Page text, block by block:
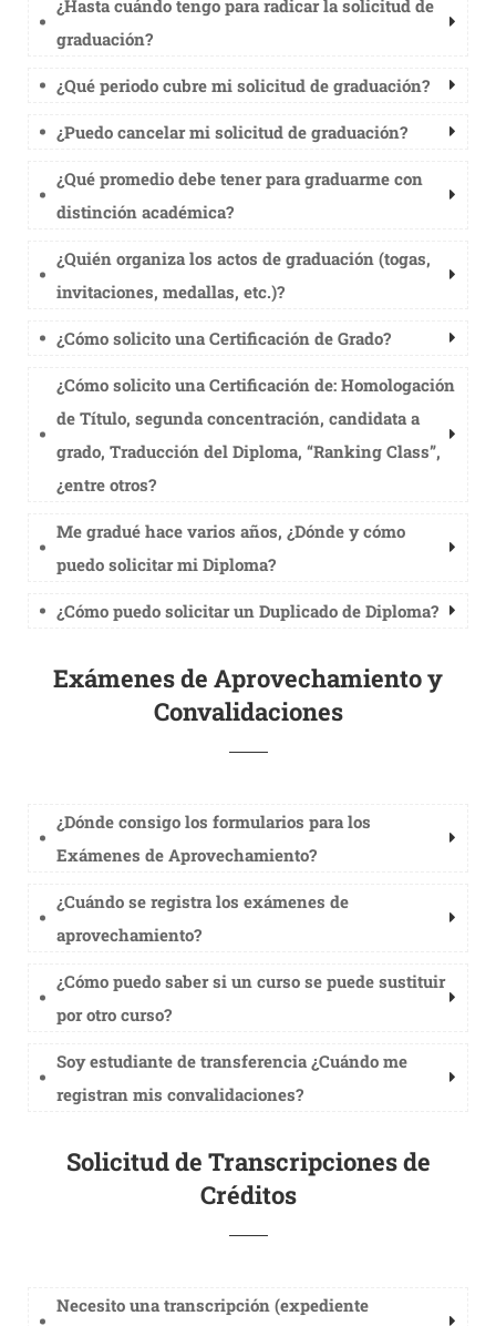
¿Hasta cuándo tengo para radicar la solicitud de
graduación?
¿Qué periodo cubre mi solicitud de graduación?
¿Puedo cancelar mi solicitud de graduación?
¿Qué promedio debe tener para graduarme con
distinción académica?
¿Quién organiza los actos de graduación (togas,
invitaciones, medallas, etc.)?
¿Cómo solicito una Certificación de Grado?
¿Cómo solicito una Certificación de: Homologación
de Título, segunda concentración, candidata a
grado, Traducción del Diploma, “Ranking Class”,
¿entre otros?
Me gradué hace varios años, ¿Dónde y cómo
puedo solicitar mi Diploma?
¿Cómo puedo solicitar un Duplicado de Diploma?
Exámenes de Aprovechamiento y
Convalidaciones
¿Dónde consigo los formularios para los
Exámenes de Aprovechamiento?
¿Cuándo se registra los exámenes de
aprovechamiento?
¿Cómo puedo saber si un curso se puede sustituir
por otro curso?
Soy estudiante de transferencia ¿Cuándo me
registran mis convalidaciones?
Solicitud de Transcripciones de
Créditos
Necesito una transcripción (expediente